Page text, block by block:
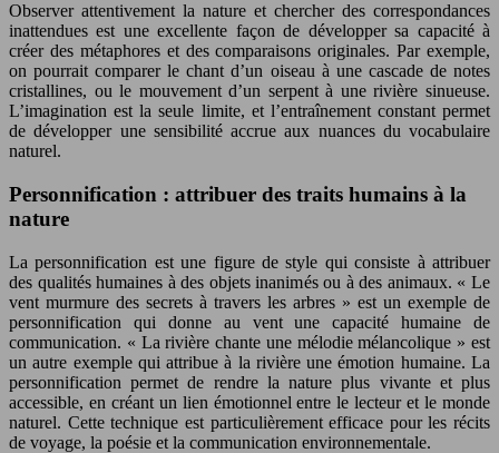
Observer attentivement la nature et chercher des correspondances
inattendues est une excellente façon de développer sa capacité à
créer des métaphores et des comparaisons originales. Par exemple,
on pourrait comparer le chant d’un oiseau à une cascade de notes
cristallines, ou le mouvement d’un serpent à une rivière sinueuse.
L’imagination est la seule limite, et l’entraînement constant permet
de développer une sensibilité accrue aux nuances du vocabulaire
naturel.
Personnification : attribuer des traits humains à la
nature
La personnification est une figure de style qui consiste à attribuer
des qualités humaines à des objets inanimés ou à des animaux. « Le
vent murmure des secrets à travers les arbres » est un exemple de
personnification qui donne au vent une capacité humaine de
communication. « La rivière chante une mélodie mélancolique » est
un autre exemple qui attribue à la rivière une émotion humaine. La
personnification permet de rendre la nature plus vivante et plus
accessible, en créant un lien émotionnel entre le lecteur et le monde
naturel. Cette technique est particulièrement efficace pour les récits
de voyage, la poésie et la communication environnementale.